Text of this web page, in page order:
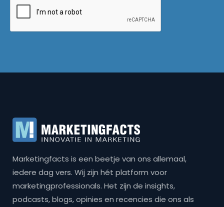
Marketingfacts is een beetje van ons allemaal,
iedere dag vers. Wij zijn hét platform voor
marketingprofessionals. Het zijn de insights,
podcasts, blogs, opinies en recencies die ons als